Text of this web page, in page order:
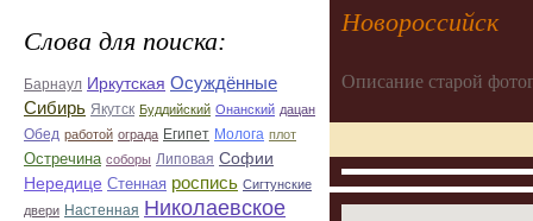
Слова для поиска:
Барнаул Иркутская Осуждённые
Сибирь Якутск Буддийский Онанский дацан
Обед работой ограда Египет Молога плот
Остречина соборы Липовая Софии
Нередице Стенная роспись Сигтунские
двери Настенная Николаевское
Новороссийск
Описание старой